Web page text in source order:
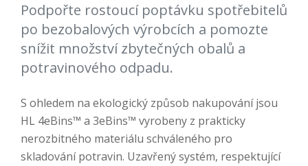
Podpořte rostoucí poptávku spotřebitelů
po bezobalových výrobcích a pomozte
snížit množství zbytečných obalů a
potravinového odpadu.
S ohledem na ekologický způsob nakupování jsou
HL 4eBins™ a 3eBins™ vyrobeny z prakticky
nerozbitného materiálu schváleného pro
skladování potravin. Uzavřený systém, respektující